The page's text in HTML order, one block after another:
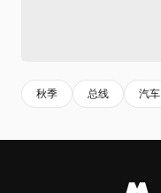
秋季 总线 汽车